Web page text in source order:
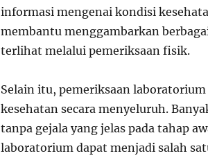
informasi mengenai kondisi
membantu menggambarkan
terlihat melalui pemeriksaan fisik.
Selain itu, pemeriksaan
kesehatan secara menyeluruh.
tanpa gejala yang jelas pada tahap
laboratorium dapat menjadi salah